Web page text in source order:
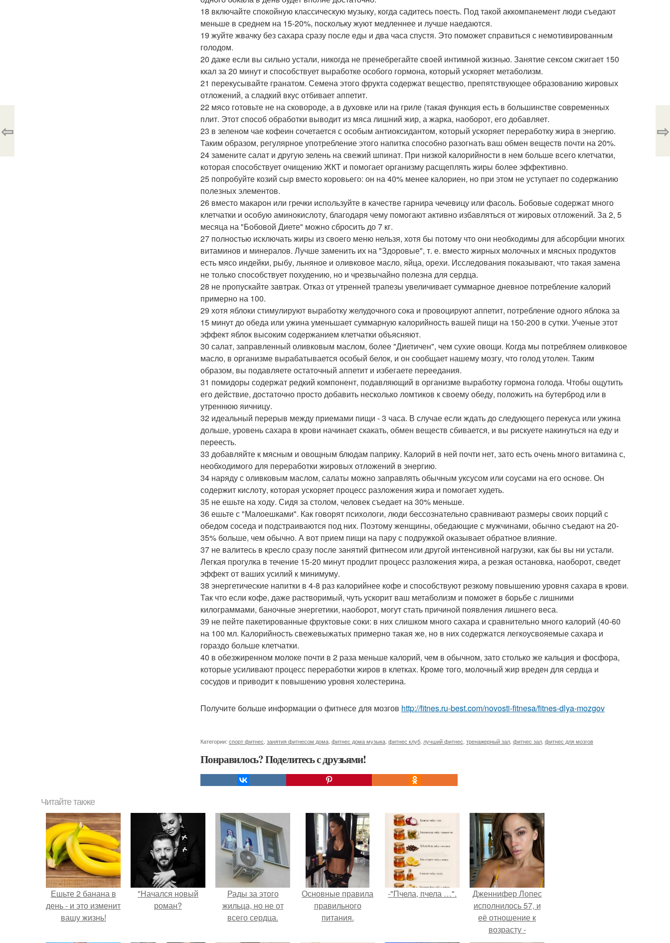
18 включайте спокойную классическую музыку, когда садитесь поесть. Под такой аккомпанемент люди съедают
меньше в среднем на 15-20%, поскольку жуют медленнее и лучше наедаются.
19 жуйте жвачку без сахара сразу после еды и два часа спустя. Это поможет справиться с немотивированным
голодом.
20 даже если вы сильно устали, никогда не пренебрегайте своей интимной жизнью. Занятие сексом сжигает 150
ккал за 20 минут и способствует выработке особого гормона, который ускоряет метаболизм.
21 перекусывайте гранатом. Семена этого фрукта содержат вещество, препятствующее образованию жировых
отложений, а сладкий вкус отбивает аппетит.
22 мясо готовьте не на сковороде, а в духовке или на гриле (такая функция есть в большинстве современных
плит. Этот способ обработки выводит из мяса лишний жир, а жарка, наоборот, его добавляет.
23 в зеленом чае кофеин сочетается с особым антиоксидантом, который ускоряет переработку жира в энергию.
Таким образом, регулярное употребление этого напитка способно разогнать ваш обмен веществ почти на 20%.
24 замените салат и другую зелень на свежий шпинат. При низкой калорийности в нем больше всего клетчатки,
которая способствует очищению ЖКТ и помогает организму расщеплять жиры более эффективно.
25 попробуйте козий сыр вместо коровьего: он на 40% менее калориен, но при этом не уступает по содержанию
полезных элементов.
26 вместо макарон или гречки используйте в качестве гарнира чечевицу или фасоль. Бобовые содержат много
клетчатки и особую аминокислоту, благодаря чему помогают активно избавляться от жировых отложений. За 2, 5
месяца на "Бобовой Диете" можно сбросить до 7 кг.
27 полностью исключать жиры из своего меню нельзя, хотя бы потому что они необходимы для абсорбции многих
витаминов и минералов. Лучше заменить их на "Здоровые", т. е. вместо жирных молочных и мясных продуктов
есть мясо индейки, рыбу, льняное и оливковое масло, яйца, орехи. Исследования показывают, что такая замена
не только способствует похудению, но и чрезвычайно полезна для сердца.
28 не пропускайте завтрак. Отказ от утренней трапезы увеличивает суммарное дневное потребление калорий
примерно на 100.
29 хотя яблоки стимулируют выработку желудочного сока и провоцируют аппетит, потребление одного яблока за
15 минут до обеда или ужина уменьшает суммарную калорийность вашей пищи на 150-200 в сутки. Ученые этот
эффект яблок высоким содержанием клетчатки объясняют.
30 салат, заправленный оливковым маслом, более "Диетичен", чем сухие овощи. Когда мы потребляем оливковое
масло, в организме вырабатывается особый белок, и он сообщает нашему мозгу, что голод утолен. Таким
образом, вы подавляете остаточный аппетит и избегаете переедания.
31 помидоры содержат редкий компонент, подавляющий в организме выработку гормона голода. Чтобы ощутить
его действие, достаточно просто добавить несколько ломтиков к своему обеду, положить на бутерброд или в
утреннюю яичницу.
32 идеальный перерыв между приемами пищи - 3 часа. В случае если ждать до следующего перекуса или ужина
дольше, уровень сахара в крови начинает скакать, обмен веществ сбивается, и вы рискуете накинуться на еду и
переесть.
33 добавляйте к мясным и овощным блюдам паприку. Калорий в ней почти нет, зато есть очень много витамина с,
необходимого для переработки жировых отложений в энергию.
34 наряду с оливковым маслом, салаты можно заправлять обычным уксусом или соусами на его основе. Он
содержит кислоту, которая ускоряет процесс разложения жира и помогает худеть.
35 не ешьте на ходу. Сидя за столом, человек съедает на 30% меньше.
36 ешьте с "Малоешками". Как говорят психологи, люди бессознательно сравнивают размеры своих порций с
обедом соседа и подстраиваются под них. Поэтому женщины, обедающие с мужчинами, обычно съедают на 20-
35% больше, чем обычно. А вот прием пищи на пару с подружкой оказывает обратное влияние.
37 не валитесь в кресло сразу после занятий фитнесом или другой интенсивной нагрузки, как бы вы ни устали.
Легкая прогулка в течение 15-20 минут продлит процесс разложения жира, а резкая остановка, наоборот, сведет
эффект от ваших усилий к минимуму.
38 энергетические напитки в 4-8 раз калорийнее кофе и способствуют резкому повышению уровня сахара в крови.
Так что если кофе, даже растворимый, чуть ускорит ваш метаболизм и поможет в борьбе с лишними
килограммами, баночные энергетики, наоборот, могут стать причиной появления лишнего веса.
39 не пейте пакетированные фруктовые соки: в них слишком много сахара и сравнительно много калорий (40-60
на 100 мл. Калорийность свежевыжатых примерно такая же, но в них содержатся легкоусвояемые сахара и
гораздо больше клетчатки.
40 в обезжиренном молоке почти в 2 раза меньше калорий, чем в обычном, зато столько же кальция и фосфора,
которые усиливают процесс переработки жиров в клетках. Кроме того, молочный жир вреден для сердца и
сосудов и приводит к повышению уровня холестерина.
Получите больше информации о фитнесе для мозгов http://fitnes.ru-best.com/novosti-fitnesa/fitnes-dlya-mozgov
Категории: спорт фитнес занятия фитнесом дома фитнес дома музыка фитнес клуб лучший фитнес тренажерный зал фитнес зал фитнес для мозгов
Понравилось? Поделитесь с друзьями!
⇦ ⇨
Читайте также
Ешьте 2 банана в
день - и это изменит
вашу жизнь!
"Начался новый
роман?
Рады за этого
жильца, но не от
всего сердца.
Основные правила
правильного
питания.
-"Пчела, пчела …".
Дженнифер Лопес
исполнилось 57, и
её отношение к
возрасту -